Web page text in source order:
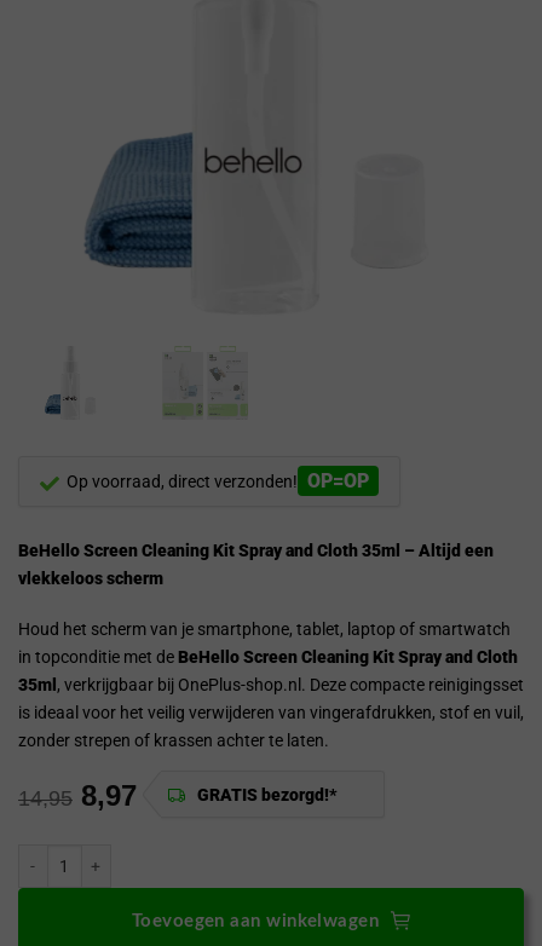
Op voorraad, direct verzonden! OP=OP
BeHello Screen Cleaning Kit Spray and Cloth 35ml – Altijd een
vlekkeloos scherm
Houd het scherm van je smartphone, tablet, laptop of smartwatch
in topconditie met de BeHello Screen Cleaning Kit Spray and Cloth
35ml , verkrijgbaar bij OnePlus-shop.nl. Deze compacte reinigingsset
is ideaal voor het veilig verwijderen van vingerafdrukken, stof en vuil,
zonder strepen of krassen achter te laten.
GRATIS bezorgd!*
14,95 8,97
Toevoegen aan winkelwagen